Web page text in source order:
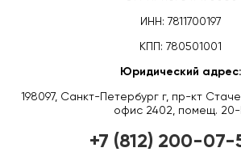
ИНН: 7811700197
КПП: 780501001
Юридический адрес:
198097, Санкт-Петербург г, пр-кт
офис 2402, помещ. 20-
+7 (812) 200-07-